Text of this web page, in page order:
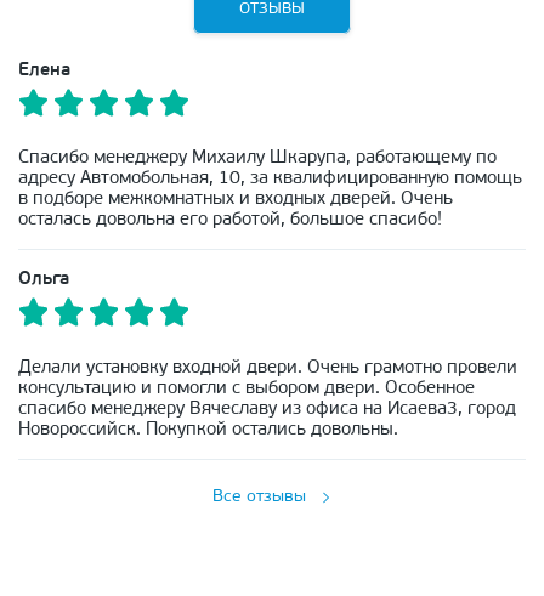
ОТЗЫВЫ
Елена
Спасибо менеджеру Михаилу Шкарупа, работающему по
адресу Автомобольная, 10, за квалифицированную помощь
в подборе межкомнатных и входных дверей. Очень
осталась довольна его работой, большое спасибо!
Ольга
Делали установку входной двери. Очень грамотно провели
консультацию и помогли с выбором двери. Особенное
спасибо менеджеру Вячеславу из офиса на Исаева3, город
Новороссийск. Покупкой остались довольны.
Все отзывы